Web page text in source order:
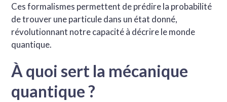
Ces formalismes permettent de prédire la probabilité
de trouver une particule dans un état donné,
révolutionnant notre capacité à décrire le monde
quantique.
À quoi sert la mécanique
quantique ?